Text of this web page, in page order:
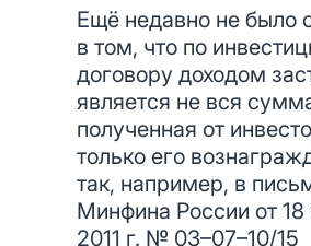
Ещё недавно не было
в том, что по
договору доходом
является не вся
полученная от
только его
так, например, в
Минфина России от 18
2011 г. № 03–07–10/15